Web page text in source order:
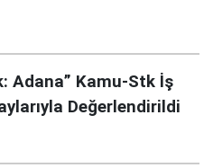
Adana” Kamu-Stk İş
Değerlendirildi